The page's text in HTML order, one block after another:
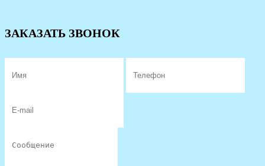
ЗАКАЗАТЬ ЗВОНОК